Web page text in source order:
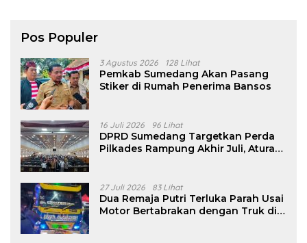
Pos Populer
3 Agustus 2026 128 Lihat
Pemkab Sumedang Akan Pasang
Stiker di Rumah Penerima Bansos
16 Juli 2026 96 Lihat
DPRD Sumedang Targetkan Perda
Pilkades Rampung Akhir Juli, Aturan
27 Juli 2026 83 Lihat
Dua Remaja Putri Terluka Parah Usai
Motor Bertabrakan dengan Truk di